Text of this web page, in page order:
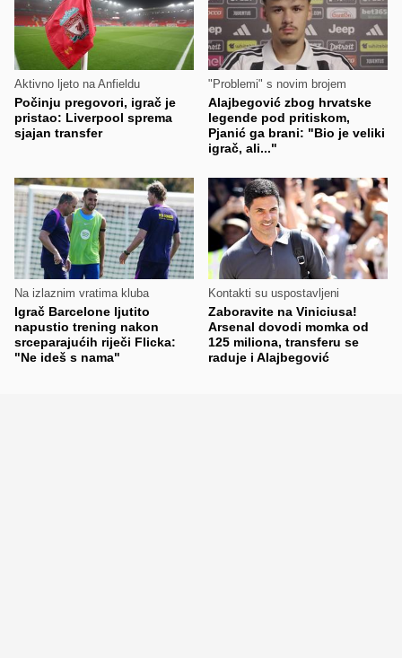
Aktivno ljeto na Anfieldu
Počinju pregovori, igrač je
pristao: Liverpool sprema
sjajan transfer
"Problemi" s novim brojem
Alajbegović zbog hrvatske
legende pod pritiskom,
Pjanić ga brani: "Bio je veliki
igrač, ali..."
Na izlaznim vratima kluba
Igrač Barcelone ljutito
napustio trening nakon
srceparajućih riječi Flicka:
"Ne ideš s nama"
Kontakti su uspostavljeni
Zaboravite na Viniciusa!
Arsenal dovodi momka od
125 miliona, transferu se
raduje i Alajbegović